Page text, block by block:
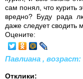
сам понял, что курить
вредно? Буду рада
даже следует сводить
Оцените:
Павлиана , возраст:
Отклики: